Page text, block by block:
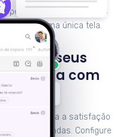
pelos usuários em vários
em uma única tela.
para seus
por dia com
real aumenta a satisfação
as vendas. Configure